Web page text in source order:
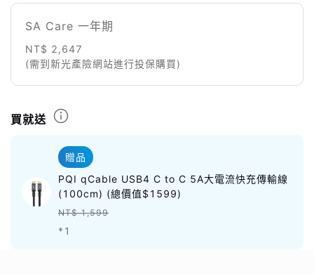
SA Care 一年期
NT$ 2,647
(需到新光產險網站進行投保購買)
買就送
贈品
PQI qCable USB4 C to C 5A大電流快充傳輸線
(100cm) (總價值$1599)
NT$ 1,599
*1